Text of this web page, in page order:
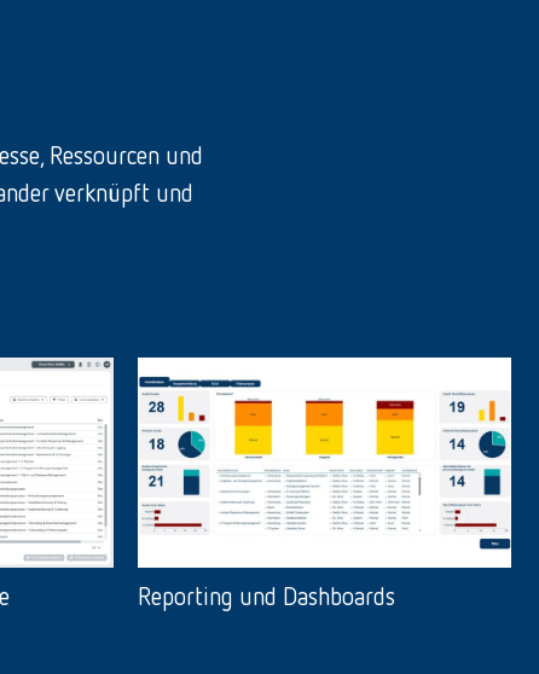
Ressourcen und
verknüpft und
Reporting und Dashboards